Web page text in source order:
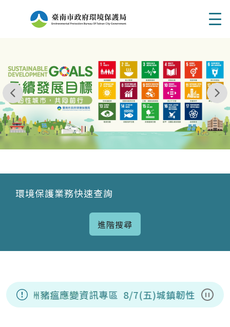
環境保護業務快速查詢
進階搜尋
暫停
應非洲豬瘟應變資訊專區 8/7(五)城鎮韌性(防空演